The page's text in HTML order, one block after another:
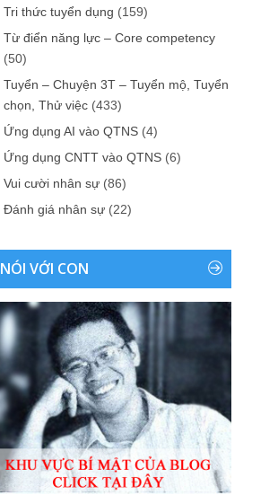
Tri thức tuyển dụng (159)
Từ điển năng lực – Core competency
(50)
Tuyển – Chuyện 3T – Tuyển mộ, Tuyển
chọn, Thử việc (433)
Ứng dụng AI vào QTNS (4)
Ứng dụng CNTT vào QTNS (6)
Vui cười nhân sự (86)
Đánh giá nhân sự (22)
NÓI VỚI CON